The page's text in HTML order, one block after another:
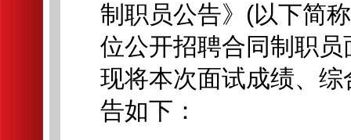
制职员公告》(以下简
位公开招聘合同制职
现将本次面试成绩、
告如下：